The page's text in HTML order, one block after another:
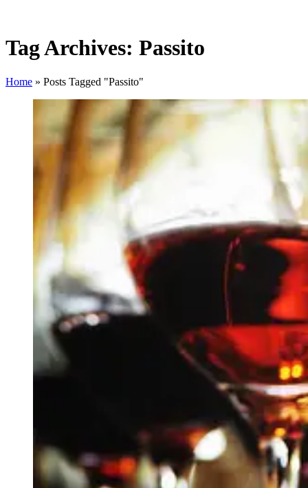
Tag Archives: Passito
Home » Posts Tagged "Passito"